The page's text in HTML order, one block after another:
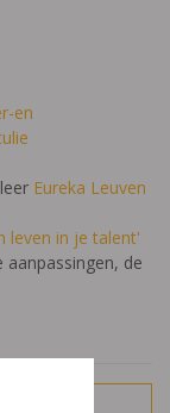
en
Eureka Leuven
leven in je talent'
de